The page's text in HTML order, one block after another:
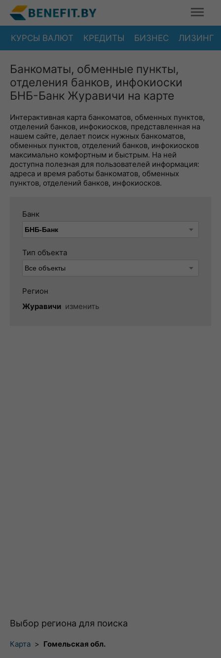
КУРСЫ ВАЛЮТ КРЕДИТЫ БИЗНЕС ЛИЗИНГ
Банкоматы, обменные пункты,
отделения банков, инфокиоски
БНБ-Банк Журавичи на карте
Интерактивная карта банкоматов, обменных пунктов,
отделений банков, инфокиосков, представленная на
нашем сайте, делает поиск нужных банкоматов,
обменных пунктов, отделений банков, инфокиосков
максимально комфортным и быстрым. На ней
доступна полезная для пользователей информация:
адреса и время работы банкоматов, обменных
пунктов, отделений банков, инфокиосков.
Банк
Тип объекта
Регион
Журавичи изменить
Выбор региона для поиска
Карта > Гомельская обл.